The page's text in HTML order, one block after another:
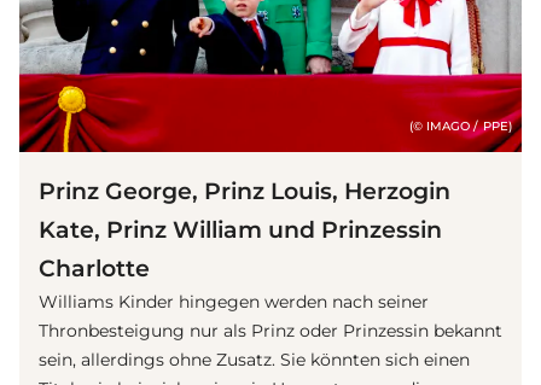
(© IMAGO / PPE)
Prinz George, Prinz Louis, Herzogin
Kate, Prinz William und Prinzessin
Charlotte
Williams Kinder hingegen werden nach seiner
Thronbesteigung nur als Prinz oder Prinzessin bekannt
sein, allerdings ohne Zusatz. Sie könnten sich einen